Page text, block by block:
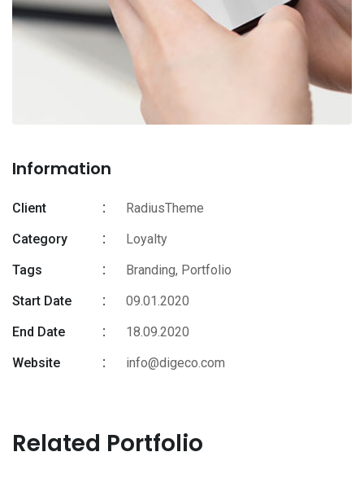
Information
Client
RadiusTheme
Category
Loyalty
Tags
Branding, Portfolio
Start Date
09.01.2020
End Date
18.09.2020
Website
info@digeco.com
Related Portfolio